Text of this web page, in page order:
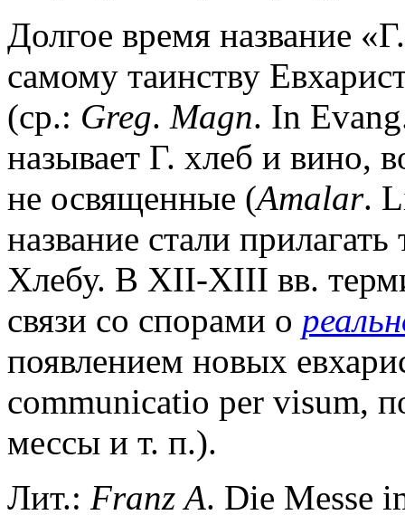
Долгое время название
самому таинству
(ср.: Greg. Magn. In
называет Г. хлеб и вино,
не освященные (Amalar.
название стали
Хлебу. В XII-XIII вв.
связи со спорами о
появлением новых
communicatio per visum,
мессы и т. п.).
Лит.: Franz A. Die Messe